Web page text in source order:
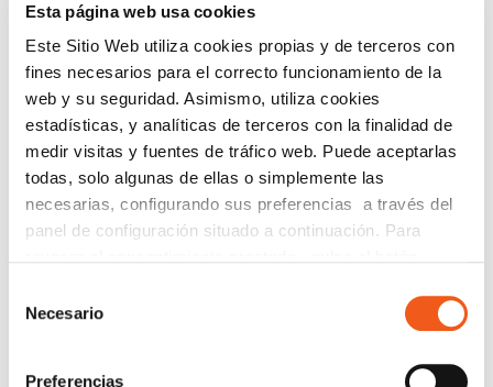
Esta página web usa cookies
Este Sitio Web utiliza cookies propias y de terceros con
fines necesarios para el correcto funcionamiento de la
web y su seguridad. Asimismo, utiliza cookies
estadísticas, y analíticas de terceros con la finalidad de
medir visitas y fuentes de tráfico web. Puede aceptarlas
todas, solo algunas de ellas o simplemente las
necesarias, configurando sus preferencias a través del
panel de configuración situado a continuación. Para
consultar nuestra política de cookies
política de cookies
Necesario
Preferencias
No abrir enlaces ni archivos desconocidos.
Confirmar siempre la autenticidad de correos
recibidos.
¿Se ha confirmado la publicación de datos robados?
Hasta ahora, los atacantes han amenazado con
publicar la información, pero las investigaciones
siguen en marcha y las autoridades continúan
analizando el alcance real de la filtración.
¿Qué medidas están tomando las universidades?
de ciberseguridad, cerrado sesiones activas,